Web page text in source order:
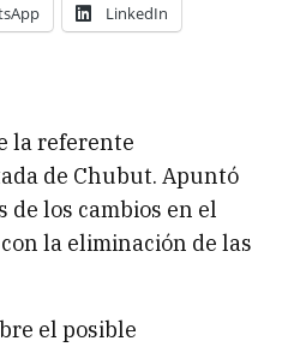
LinkedIn
la referente
de Chubut. Apuntó
los cambios en el
la eliminación de las
el posible